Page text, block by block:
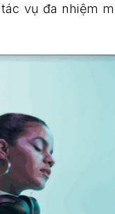
vụ đa nhiệm